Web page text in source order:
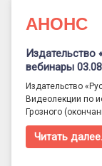
АНОНС
Издательство
вебинары
Издательство
Видеолекции по
Грозного
Читать